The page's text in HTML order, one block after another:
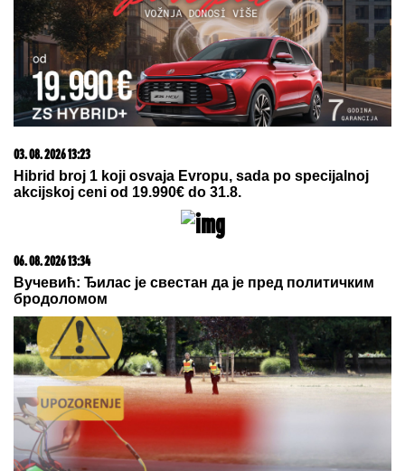
06. 08. 2026 06:38
Da li je genetika zaslužna za rađanje blizanaca? Istina o
naslednim faktorima i blizanačkoj trudnoći
03. 08. 2026 13:23
Hibrid broj 1 koji osvaja Evropu, sada po specijalnoj
akcijskoj ceni od 19.990€ do 31.8.